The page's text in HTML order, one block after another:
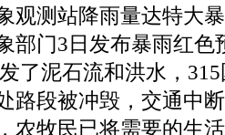
观测站降雨量达特大
部门3日发布暴雨红色
了泥石流和洪水，
路段被冲毁，交通中
农牧民已将需要的生